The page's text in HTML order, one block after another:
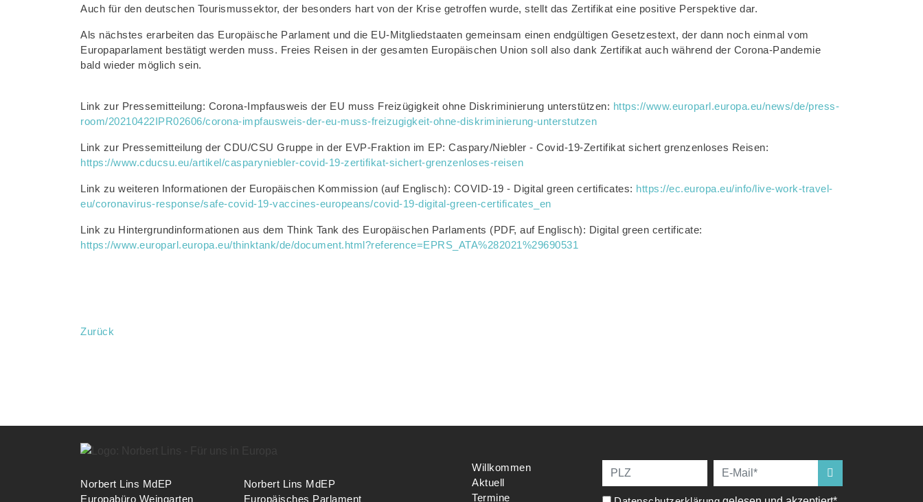
Auch für den deutschen Tourismussektor, der besonders hart von der Krise getroffen wurde, stellt das Zertifikat eine positive Perspektive dar.
Als nächstes erarbeiten das Europäische Parlament und die EU-Mitgliedstaaten gemeinsam einen endgültigen Gesetzestext, der dann noch einmal vom
Europaparlament bestätigt werden muss. Freies Reisen in der gesamten Europäischen Union soll also dank Zertifikat auch während der Corona-Pandemie
bald wieder möglich sein.
Link zur Pressemitteilung: Corona-Impfausweis der EU muss Freizügigkeit ohne Diskriminierung unterstützen: https://www.europarl.europa.eu/news/de/press-
room/20210422IPR02606/corona-impfausweis-der-eu-muss-freizugigkeit-ohne-diskriminierung-unterstutzen
Link zur Pressemitteilung der CDU/CSU Gruppe in der EVP-Fraktion im EP: Caspary/Niebler - Covid-19-Zertifikat sichert grenzenloses Reisen:
https://www.cducsu.eu/artikel/casparyniebler-covid-19-zertifikat-sichert-grenzenloses-reisen
Link zu weiteren Informationen der Europäischen Kommission (auf Englisch): COVID-19 - Digital green certificates: https://ec.europa.eu/info/live-work-travel-
eu/coronavirus-response/safe-covid-19-vaccines-europeans/covid-19-digital-green-certificates_en
Link zu Hintergrundinformationen aus dem Think Tank des Europäischen Parlaments (PDF, auf Englisch): Digital green certificate:
https://www.europarl.europa.eu/thinktank/de/document.html?reference=EPRS_ATA%282021%29690531
Zurück
Norbert Lins MdEP
Europabüro Weingarten
Norbert Lins MdEP
Europäisches Parlament
Willkommen
Aktuell
Termine